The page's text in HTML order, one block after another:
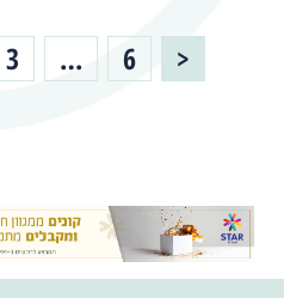
Posts
3 …
Page
6 <